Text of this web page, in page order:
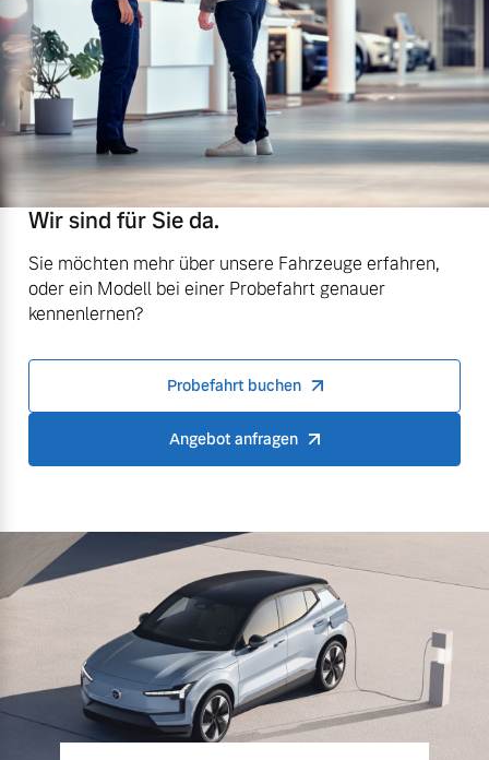
Wir sind für Sie da.
Sie möchten mehr über unsere Fahrzeuge erfahren,
oder ein Modell bei einer Probefahrt genauer
kennenlernen?
Probefahrt buchen
Angebot anfragen